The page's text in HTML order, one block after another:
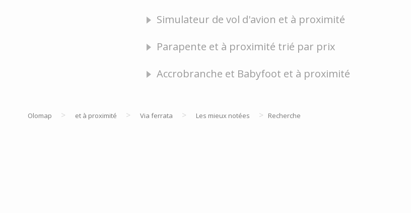
Simulateur de vol d'avion et à proximité
Parapente et à proximité trié par prix
Accrobranche et Babyfoot et à proximité
Olomap > et à proximité > Via ferrata > Les mieux notées > Recherche